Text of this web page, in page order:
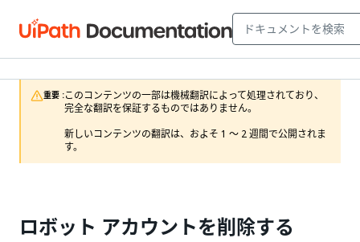
重要 :このコンテンツの一部は機械翻訳によって処理されており、
完全な翻訳を保証するものではありません。
新しいコンテンツの翻訳は、およそ 1 ～ 2 週間で公開されま
す。
ロボット アカウントを削除する